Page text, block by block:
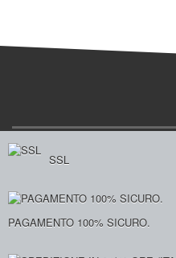
SSL
PAGAMENTO 100% SICURO.